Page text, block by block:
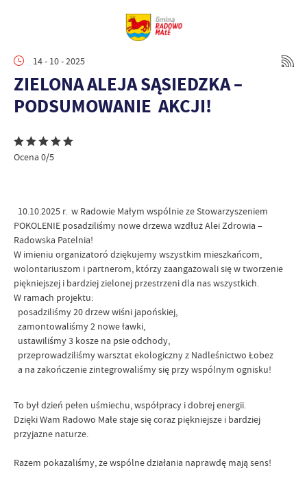
14 - 10 - 2025
ZIELONA ALEJA SĄSIEDZKA –
PODSUMOWANIE AKCJI!
Ocena 0/5
10.10.2025 r. w Radowie Małym wspólnie ze Stowarzyszeniem
POKOLENIE posadziliśmy nowe drzewa wzdłuż Alei Zdrowia –
Radowska Patelnia!
W imieniu organizatoró dziękujemy wszystkim mieszkańcom,
wolontariuszom i partnerom, którzy zaangażowali się w tworzenie
piękniejszej i bardziej zielonej przestrzeni dla nas wszystkich.
W ramach projektu:
posadziliśmy 20 drzew wiśni japońskiej,
zamontowaliśmy 2 nowe ławki,
ustawiliśmy 3 kosze na psie odchody,
przeprowadziliśmy warsztat ekologiczny z Nadleśnictwo Łobez
a na zakończenie zintegrowaliśmy się przy wspólnym ognisku!
To był dzień pełen uśmiechu, współpracy i dobrej energii.
Dzięki Wam Radowo Małe staje się coraz piękniejsze i bardziej
przyjazne naturze.
Razem pokazaliśmy, że wspólne działania naprawdę mają sens!